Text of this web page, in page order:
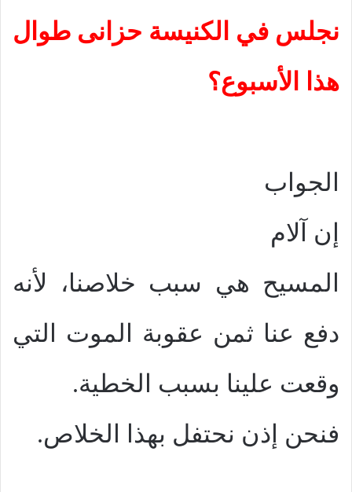
نجلس في الكنيسة حزانى طوال
هذا الأسبوع؟
الجواب
ن آلام
المسيح هي سبب خلاصنا، لأنه
دفع عنا ثمن عقوبة الموت التي
وقعت علينا بسبب الخطية.
فنحن إذن نحتفل بهذا الخلاص.